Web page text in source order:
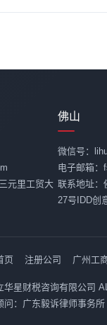
元里工贸大
佛山
微信号：
电子邮箱：
联系地址：
27号IDD创
页 注册公司 广州工
华星财税咨询有限公司
问：广东毅诉律师事务